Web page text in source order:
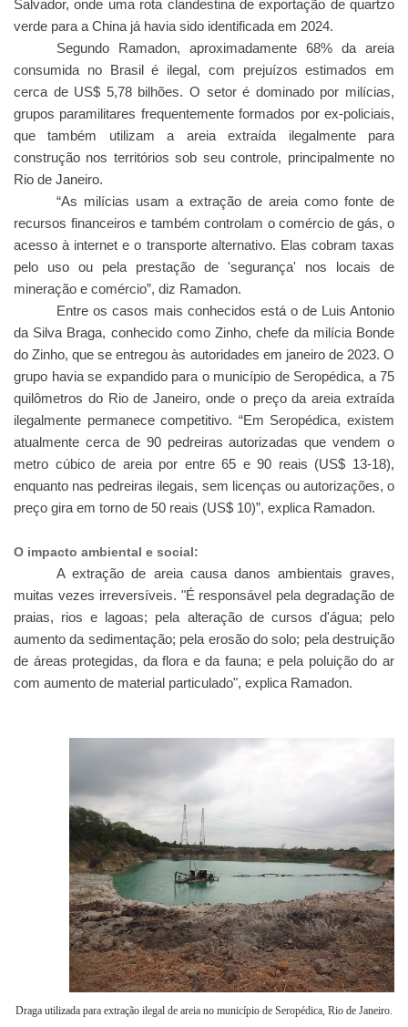
Salvador, onde uma rota clandestina de exportação de quartzo
verde para a China já havia sido identificada em 2024.
Segundo Ramadon, aproximadamente 68% da areia
consumida no Brasil é ilegal, com prejuízos estimados em
cerca de US$ 5,78 bilhões. O setor é dominado por milícias,
grupos paramilitares frequentemente formados por ex-policiais,
que também utilizam a areia extraída ilegalmente para
construção nos territórios sob seu controle, principalmente no
Rio de Janeiro.
“As milícias usam a extração de areia como fonte de
recursos financeiros e também controlam o comércio de gás, o
acesso à internet e o transporte alternativo. Elas cobram taxas
pelo uso ou pela prestação de 'segurança' nos locais de
mineração e comércio”, diz Ramadon.
Entre os casos mais conhecidos está o de Luis Antonio
da Silva Braga, conhecido como Zinho, chefe da milícia Bonde
do Zinho, que se entregou às autoridades em janeiro de 2023. O
grupo havia se expandido para o município de Seropédica, a 75
quilômetros do Rio de Janeiro, onde o preço da areia extraída
ilegalmente permanece competitivo. “Em Seropédica, existem
atualmente cerca de 90 pedreiras autorizadas que vendem o
metro cúbico de areia por entre 65 e 90 reais (US$ 13-18),
enquanto nas pedreiras ilegais, sem licenças ou autorizações, o
preço gira em torno de 50 reais (US$ 10)”, explica Ramadon.
O impacto ambiental e social:
A extração de areia causa danos ambientais graves,
muitas vezes irreversíveis. "É responsável pela degradação de
praias, rios e lagoas; pela alteração de cursos d'água; pelo
aumento da sedimentação; pela erosão do solo; pela destruição
de áreas protegidas, da flora e da fauna; e pela poluição do ar
com aumento de material particulado", explica Ramadon.
Draga utilizada para extração ilegal de areia no município de Seropédica, Rio de Janeiro.